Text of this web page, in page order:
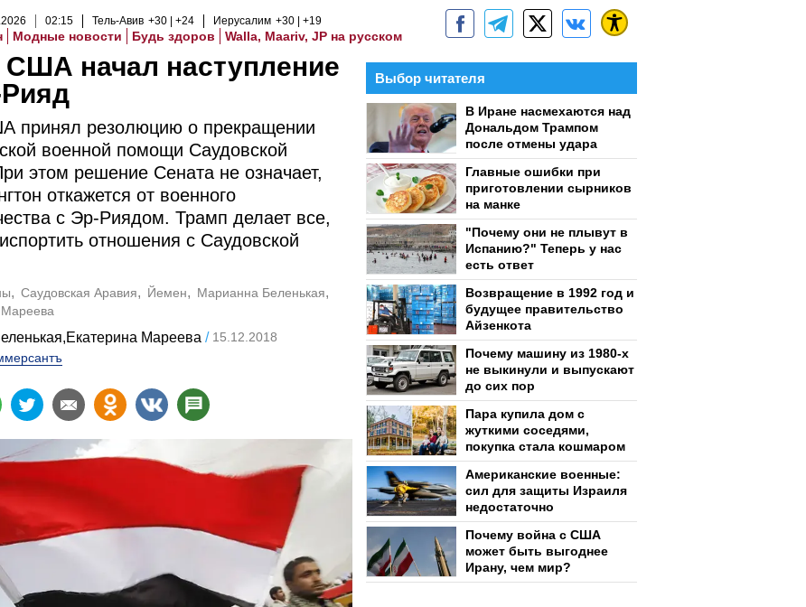
.2026 02:15 Тель-Авив +30 +24 Иерусалим +30 +19
Модные новости Будь здоров Walla, Maariv, JP на русском
США начал наступление
принял резолюцию о прекращении
военной помощи Саудовской
этом решение Сената не означает,
откажется от военного
с Эр-Риядом. Трамп делает все,
отношения с Саудовской
Саудовская Аравия Йемен
Марианна Беленькая
Мареева
Мареева
15.12.2018
Выбор читателя
В Иране насмехаются над
Дональдом Трампом
после отмены удара
Главные ошибки при
приготовлении сырников
на манке
"Почему они не плывут в
Испанию?" Теперь у нас
есть ответ
Возвращение в 1992 год и
будущее правительство
Айзенкота
Почему машину из 1980-х
не выкинули и выпускают
до сих пор
Пара купила дом с
жуткими соседями,
покупка стала кошмаром
Американские военные:
сил для защиты Израиля
недостаточно
Почему война с США
может быть выгоднее
Ирану, чем мир?